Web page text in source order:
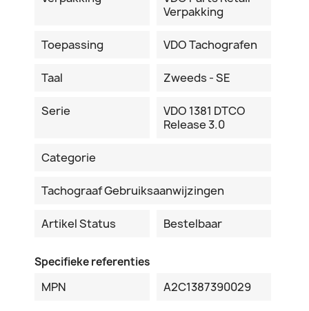
Verpakking
Toepassing VDO Tachografen
Taal Zweeds - SE
Serie
VDO 1381 DTCO
Release 3.0
Categorie
Tachograaf Gebruiksaanwijzingen
Artikel Status Bestelbaar
Specifieke referenties
MPN A2C1387390029